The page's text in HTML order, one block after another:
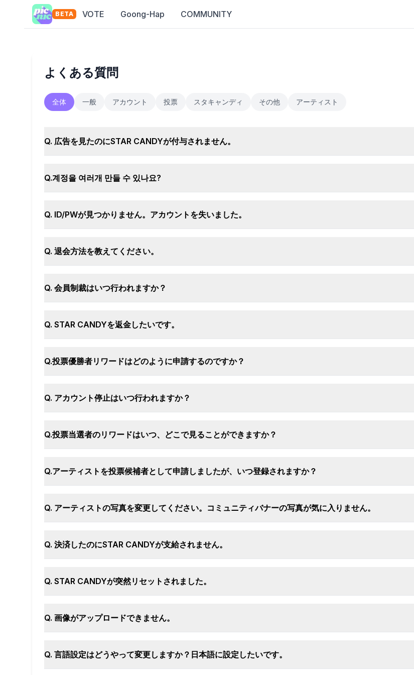
BETA VOTE Goong-Hap COMMUNITY
よくある質問
全体 一般 アカウント 投票 スタキャンディ その他 アーティスト
Q. 広告を見たのにSTAR CANDYが付与されません。
Q.계정을 여러개 만들 수 있나요?
Q. ID/PWが見つかりません。アカウントを失いました。
Q. 退会方法を教えてください。
Q. 会員制裁はいつ行われますか？
Q. STAR CANDYを返金したいです。
Q.投票優勝者リワードはどのように申請するのですか？
Q. アカウント停止はいつ行われますか？
Q.投票当選者のリワードはいつ、どこで見ることができますか？
Q.アーティストを投票候補者として申請しましたが、いつ登録されますか？
Q. アーティストの写真を変更してください。コミュニティバナーの写真が気に入りません。
Q. 決済したのにSTAR CANDYが支給されません。
Q. STAR CANDYが突然リセットされました。
Q. 画像がアップロードできません。
Q. 言語設定はどうやって変更しますか？日本語に設定したいです。